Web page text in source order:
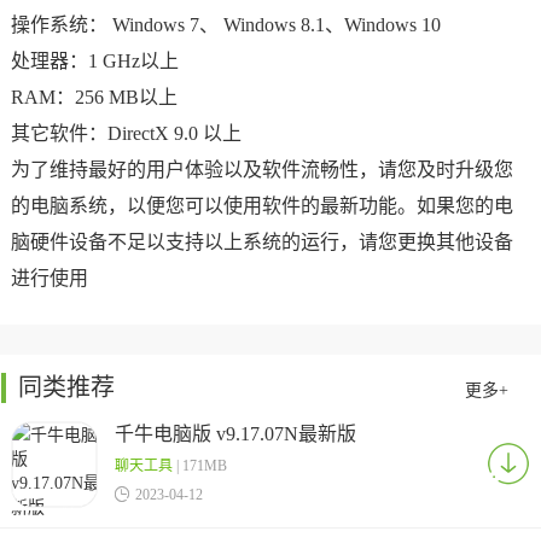
操作系统： Windows 7、 Windows 8.1、Windows 10
处理器：1 GHz以上
RAM：256 MB以上
其它软件：DirectX 9.0 以上
为了维持最好的用户体验以及软件流畅性，请您及时升级您
的电脑系统，以便您可以使用软件的最新功能。如果您的电
脑硬件设备不足以支持以上系统的运行，请您更换其他设备
进行使用
同类推荐 更多+
千牛电脑版 v9.17.07N最新版
聊天工具| 171MB
 2023-04-12